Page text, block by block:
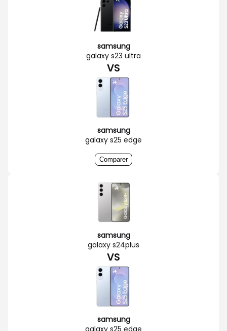
samsung
galaxy s23 ultra
VS
samsung
galaxy s25 edge
Comparer
samsung
galaxy s24plus
VS
samsung
galaxy s25 edge